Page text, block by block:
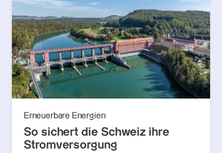
Erneuerbare Energien
So sichert die Schweiz ihre
Stromversorgung